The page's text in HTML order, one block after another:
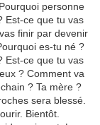
personne
Est-ce que tu vas
finir par devenir
es-tu né ?
Est-ce que tu vas
? Comment va
? Ta mère ?
sera blessé.
Bientôt.